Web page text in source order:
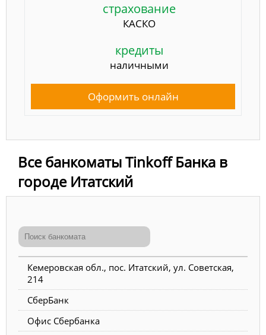
страхование
КАСКО
кредиты
наличными
Оформить онлайн
Все банкоматы Tinkoff Банка в
городе Итатский
Кемеровская обл., пос. Итатский, ул. Советская,
214
СберБанк
Офис Сбербанка